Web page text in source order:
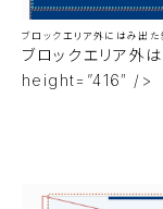
ブロックエリア外にはみ出
ブロックエリア外
height=”416″ />